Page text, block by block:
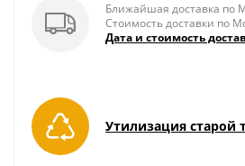
Ближайшая доставка по
Стоимость доставки по
Дата и стоимость
Утилизация старой